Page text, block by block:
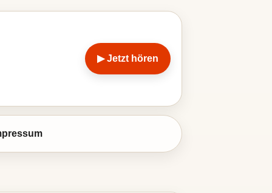
▶ Jetzt hören